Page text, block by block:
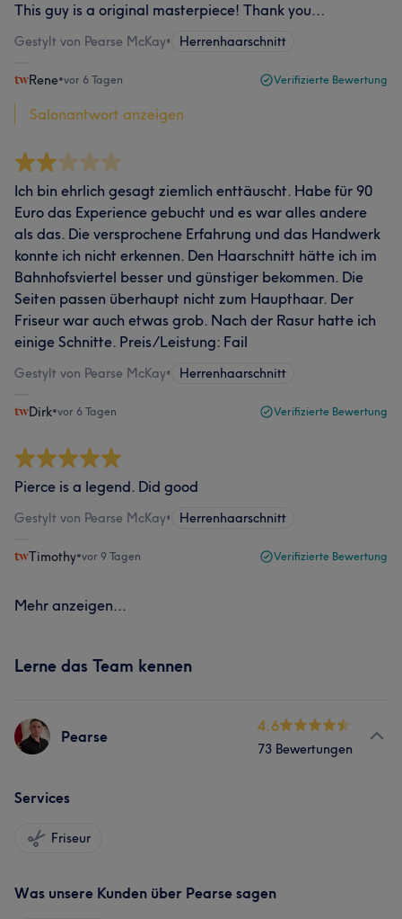
This guy is a original masterpiece! Thank you…
Gestylt von Pearse McKay• Herrenhaarschnitt
Rene•vor 6 Tagen Verifizierte Bewertung
Salonantwort anzeigen
Ich bin ehrlich gesagt ziemlich enttäuscht. Habe für 90
Euro das Experience gebucht und es war alles andere
als das. Die versprochene Erfahrung und das Handwerk
konnte ich nicht erkennen. Den Haarschnitt hätte ich im
Bahnhofsviertel besser und günstiger bekommen. Die
Seiten passen überhaupt nicht zum Haupthaar. Der
Friseur war auch etwas grob. Nach der Rasur hatte ich
einige Schnitte. Preis/Leistung: Fail
Gestylt von Pearse McKay• Herrenhaarschnitt
Dirk•vor 6 Tagen Verifizierte Bewertung
Pierce is a legend. Did good
Gestylt von Pearse McKay• Herrenhaarschnitt
Timothy•vor 9 Tagen Verifizierte Bewertung
Mehr anzeigen...
Lerne das Team kennen
Pearse
4.6
73 Bewertungen
Services
Friseur
Was unsere Kunden über Pearse sagen